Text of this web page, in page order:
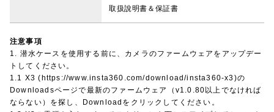
取扱說明書＆保証書
注意事項
1. 潜水ケースを使用する前に、カメラのファームウェアをアップデー
トしてください。
1.1 X3 (https://www.insta360.com/download/insta360-x3)の
Downloadsページで最新のファームウェア（v1.0.80以上でなければ
ならない）を探し、Downloadをクリックしてください。